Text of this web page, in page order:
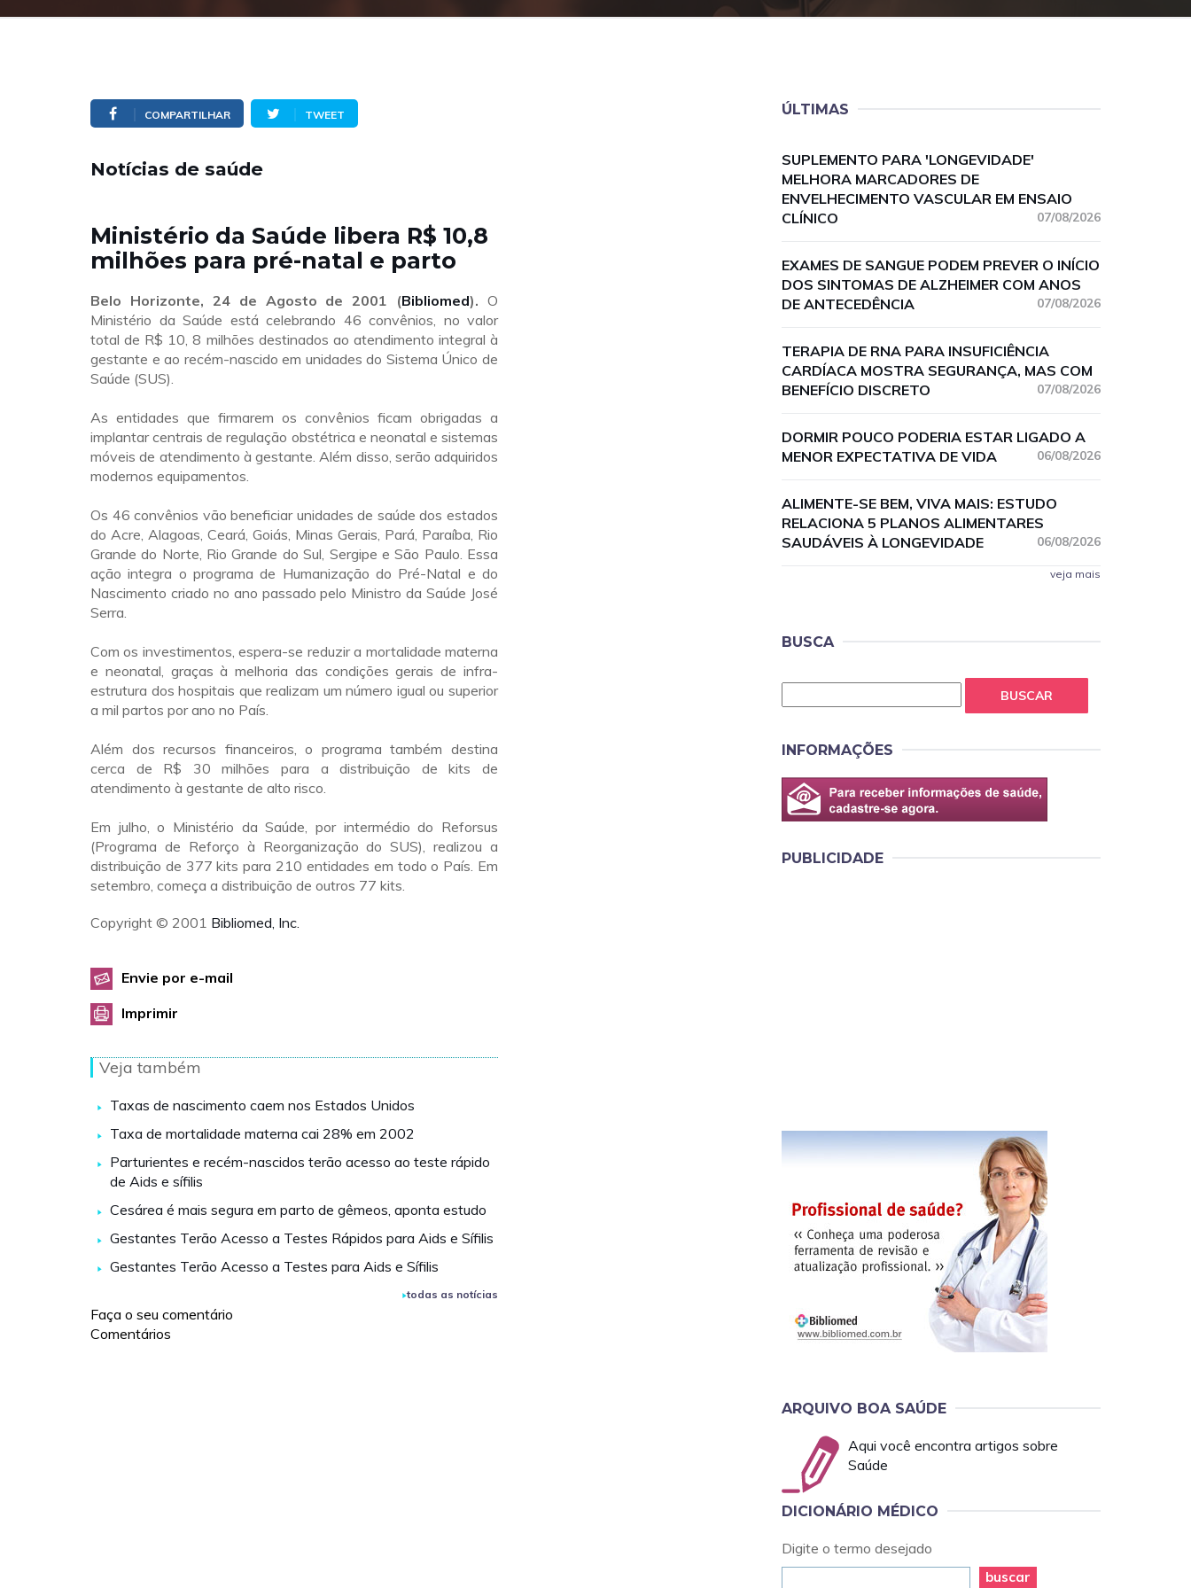
COMPARTILHAR TWEET
Notícias de saúde
Ministério da Saúde libera R$ 10,8
milhões para pré-natal e parto
Belo Horizonte, 24 de Agosto de 2001 (Bibliomed). O
Ministério da Saúde está celebrando 46 convênios, no valor
total de R$ 10, 8 milhões destinados ao atendimento integral à
gestante e ao recém-nascido em unidades do Sistema Único de
Saúde (SUS).
As entidades que firmarem os convênios ficam obrigadas a
implantar centrais de regulação obstétrica e neonatal e sistemas
móveis de atendimento à gestante. Além disso, serão adquiridos
modernos equipamentos.
Os 46 convênios vão beneficiar unidades de saúde dos estados
do Acre, Alagoas, Ceará, Goiás, Minas Gerais, Pará, Paraíba, Rio
Grande do Norte, Rio Grande do Sul, Sergipe e São Paulo. Essa
ação integra o programa de Humanização do Pré-Natal e do
Nascimento criado no ano passado pelo Ministro da Saúde José
Serra.
Com os investimentos, espera-se reduzir a mortalidade materna
e neonatal, graças à melhoria das condições gerais de infra-
estrutura dos hospitais que realizam um número igual ou superior
a mil partos por ano no País.
Além dos recursos financeiros, o programa também destina
cerca de R$ 30 milhões para a distribuição de kits de
atendimento à gestante de alto risco.
Em julho, o Ministério da Saúde, por intermédio do Reforsus
(Programa de Reforço à Reorganização do SUS), realizou a
distribuição de 377 kits para 210 entidades em todo o País. Em
setembro, começa a distribuição de outros 77 kits.
Copyright © 2001 Bibliomed, Inc.
Envie por e-mail
Imprimir
Veja também
Taxas de nascimento caem nos Estados Unidos
Taxa de mortalidade materna cai 28% em 2002
Parturientes e recém-nascidos terão acesso ao teste rápido
de Aids e sífilis
Cesárea é mais segura em parto de gêmeos, aponta estudo
Gestantes Terão Acesso a Testes Rápidos para Aids e Sífilis
Gestantes Terão Acesso a Testes para Aids e Sífilis
todas as notícias
Faça o seu comentário
Comentários
ÚLTIMAS
SUPLEMENTO PARA 'LONGEVIDADE'
MELHORA MARCADORES DE
ENVELHECIMENTO VASCULAR EM ENSAIO
CLÍNICO
07/08/2026
EXAMES DE SANGUE PODEM PREVER O INÍCIO
DOS SINTOMAS DE ALZHEIMER COM ANOS
DE ANTECEDÊNCIA
07/08/2026
TERAPIA DE RNA PARA INSUFICIÊNCIA
CARDÍACA MOSTRA SEGURANÇA, MAS COM
BENEFÍCIO DISCRETO
07/08/2026
DORMIR POUCO PODERIA ESTAR LIGADO A
MENOR EXPECTATIVA DE VIDA
06/08/2026
ALIMENTE-SE BEM, VIVA MAIS: ESTUDO
RELACIONA 5 PLANOS ALIMENTARES
SAUDÁVEIS À LONGEVIDADE
06/08/2026
veja mais
BUSCA
BUSCAR
INFORMAÇÕES
PUBLICIDADE
ARQUIVO BOA SAÚDE
Aqui você encontra artigos sobre
Saúde
DICIONÁRIO MÉDICO
Digite o termo desejado
buscar